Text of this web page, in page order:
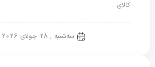
کالای…
سه‌شنبه , 28 جولای 2026